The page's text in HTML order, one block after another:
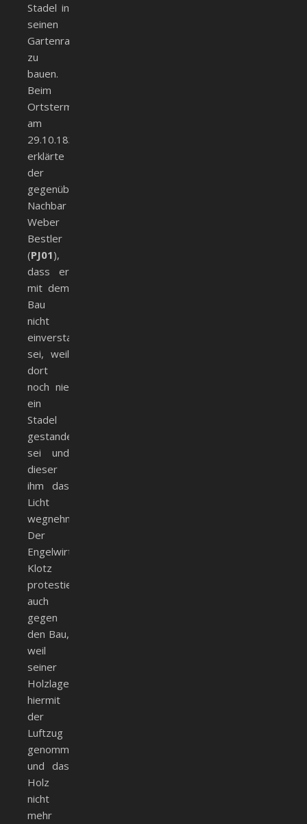
Stadel in
seinen
Gartenraum
zu
bauen.
Beim
Ortstermin
am
29.10.1833
erklärte
der
gegenüberliegende
Nachbar
Weber
Bestler
(PJ01),
dass er
mit dem
Bau
nicht
einverstanden
sei, weil
dort
noch nie
ein
Stadel
gestanden
sei und
dieser
ihm das
Licht
wegnehme.
Der
Engelwirt
Klotz
protestierte
auch
gegen
den Bau,
weil
seiner
Holzlagerhütte
hiermit
der
Luftzug
genommen
und das
Holz
nicht
mehr